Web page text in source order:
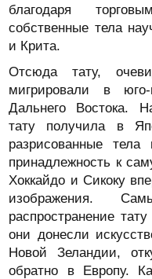
благодаря
собственные тела
и Крита.
Отсюда тату,
мигрировали в
Дальнего Востока.
тату получила в
разрисованные
принадлежность к
Хоккайдо и Сикоку
изображения.
распространение
они донесли
Новой Зеландии,
обратно в Европу.